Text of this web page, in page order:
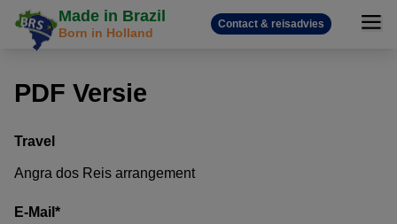
Made in Brazil
Born in Holland
Contact & reisadvies
PDF Versie
Travel
Angra dos Reis arrangement
E-Mail *